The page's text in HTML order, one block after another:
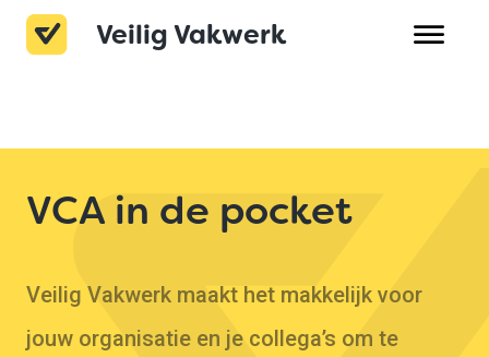
Veilig Vakwerk
Over Veilig Vakwerk
Veelgestelde vragen
Contact
VCA in de pocket
Veilig Vakwerk maakt het makkelijk voor
jouw organisatie en je collega’s om te